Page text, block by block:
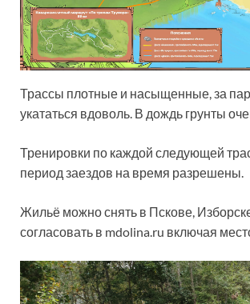
Трассы плотные и насыщенные, за
укататься вдоволь. В дождь грунты
Тренировки по каждой следующей
период заездов на время разрешены.
Жильё можно снять в Пскове,
согласовать в mdolina.ru включая